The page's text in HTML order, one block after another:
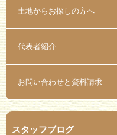
土地からお探しの方へ
代表者紹介
お問い合わせと資料請求
スタッフブログ